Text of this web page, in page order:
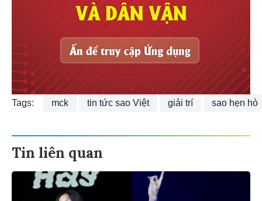
Tags: mck tin tức sao Việt giải trí sao hẹn hò
Tin liên quan